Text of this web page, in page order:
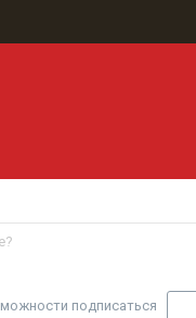
подписаться